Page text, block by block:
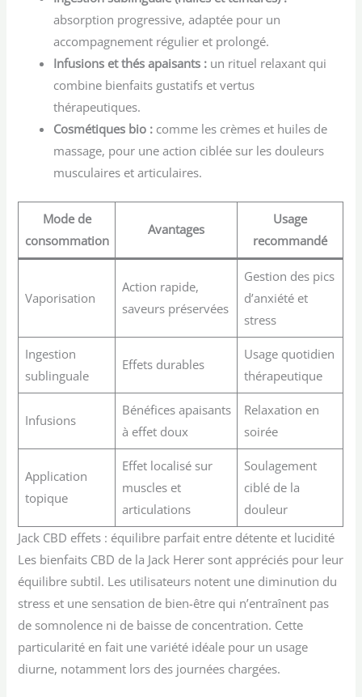
absorption progressive, adaptée pour un
accompagnement régulier et prolongé.
Infusions et thés apaisants : un rituel relaxant qui
combine bienfaits gustatifs et vertus
thérapeutiques.
Cosmétiques bio : comme les crèmes et huiles de
massage, pour une action ciblée sur les douleurs
musculaires et articulaires.
Mode de
consommation
Avantages
Usage
recommandé
Vaporisation
Action rapide,
saveurs préservées
Gestion des pics
d’anxiété et
stress
Ingestion
sublinguale
Effets durables
Usage quotidien
thérapeutique
Infusions
Bénéfices apaisants
à effet doux
Relaxation en
soirée
Application
topique
Effet localisé sur
muscles et
articulations
Soulagement
ciblé de la
douleur
Jack CBD effets : équilibre parfait entre détente et lucidité
Les bienfaits CBD de la Jack Herer sont appréciés pour leur
équilibre subtil. Les utilisateurs notent une diminution du
stress et une sensation de bien-être qui n’entraînent pas
de somnolence ni de baisse de concentration. Cette
particularité en fait une variété idéale pour un usage
diurne, notamment lors des journées chargées.